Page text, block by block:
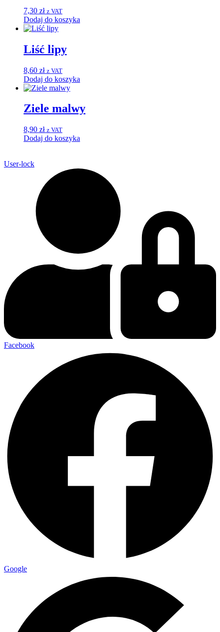
7,30 zł z VAT
Dodaj do koszyka
Liść lipy
8,60 zł z VAT
Dodaj do koszyka
Ziele malwy
8,90 zł z VAT
Dodaj do koszyka
User-lock
Facebook
Google